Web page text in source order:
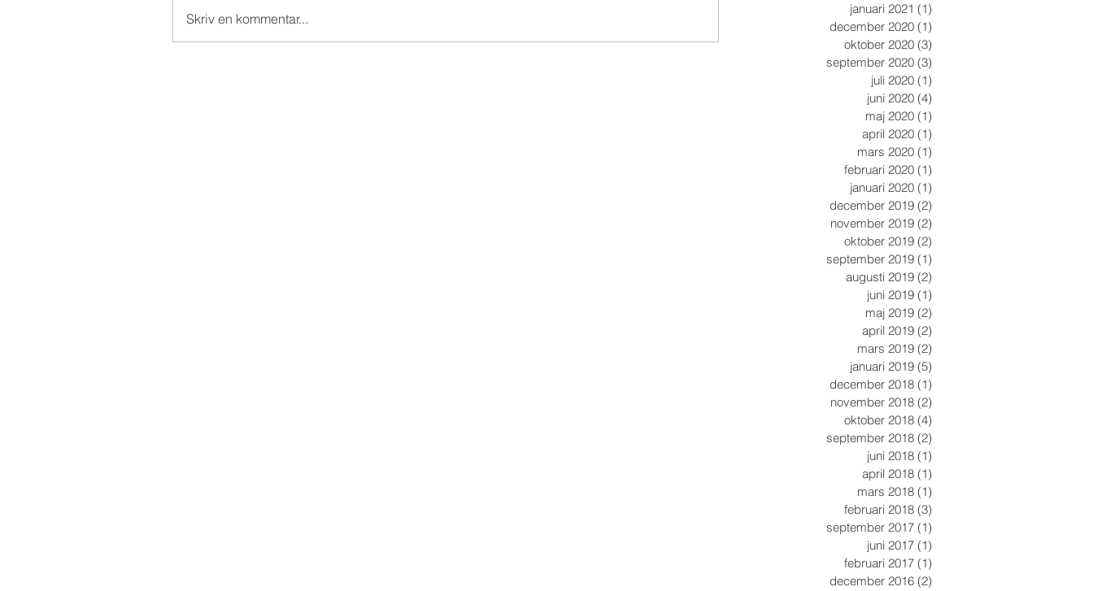
Skriv en kommentar...
januari 2021 (1)
december 2020 (1)
oktober 2020 (3)
september 2020 (3)
juli 2020 (1)
juni 2020 (4)
maj 2020 (1)
april 2020 (1)
mars 2020 (1)
februari 2020 (1)
januari 2020 (1)
december 2019 (2)
november 2019 (2)
oktober 2019 (2)
september 2019 (1)
augusti 2019 (2)
juni 2019 (1)
maj 2019 (2)
april 2019 (2)
mars 2019 (2)
januari 2019 (5)
december 2018 (1)
november 2018 (2)
oktober 2018 (4)
september 2018 (2)
juni 2018 (1)
april 2018 (1)
mars 2018 (1)
februari 2018 (3)
september 2017 (1)
juni 2017 (1)
februari 2017 (1)
december 2016 (2)